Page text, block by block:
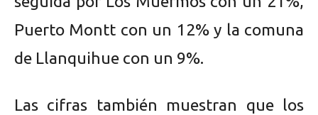
Puerto Montt con un 12% y la comuna
de Llanquihue con un 9%.
Las cifras también muestran que los